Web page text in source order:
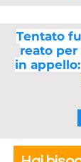
Tentato
reato
in